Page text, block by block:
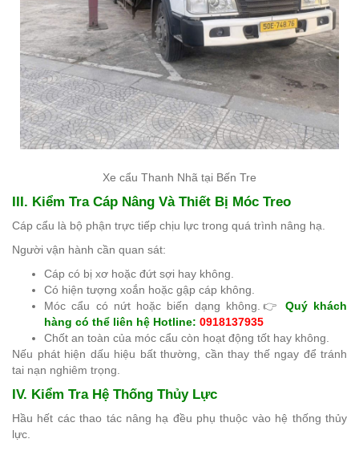
Xe cẩu Thanh Nhã tại Bến Tre
III. Kiểm Tra Cáp Nâng Và Thiết Bị Móc Treo
Cáp cẩu là bộ phận trực tiếp chịu lực trong quá trình nâng hạ.
Người vận hành cần quan sát:
Cáp có bị xơ hoặc đứt sợi hay không.
Có hiện tượng xoắn hoặc gập cáp không.
Móc cẩu có nứt hoặc biến dạng không.👉 Quý khách
hàng có thể liên hệ Hotline: 0918137935
Chốt an toàn của móc cẩu còn hoạt động tốt hay không.
Nếu phát hiện dấu hiệu bất thường, cần thay thế ngay để tránh
tai nạn nghiêm trọng.
IV. Kiểm Tra Hệ Thống Thủy Lực
Hầu hết các thao tác nâng hạ đều phụ thuộc vào hệ thống thủy
lực.